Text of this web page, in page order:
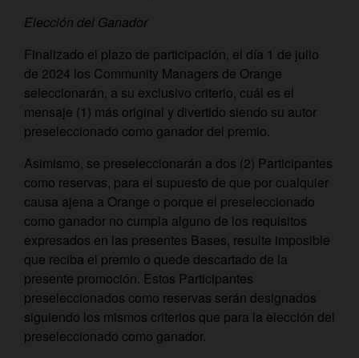
Elección del Ganador
Finalizado el plazo de participación, el día 1 de julio
de 2024 los Community Managers de Orange
seleccionarán, a su exclusivo criterio, cuál es el
mensaje (1) más original y divertido siendo su autor
preseleccionado como ganador del premio.
Asimismo, se preseleccionarán a dos (2) Participantes
como reservas, para el supuesto de que por cualquier
causa ajena a Orange o porque el preseleccionado
como ganador no cumpla alguno de los requisitos
expresados en las presentes Bases, resulte imposible
que reciba el premio o quede descartado de la
presente promoción. Estos Participantes
preseleccionados como reservas serán designados
siguiendo los mismos criterios que para la elección del
preseleccionado como ganador.